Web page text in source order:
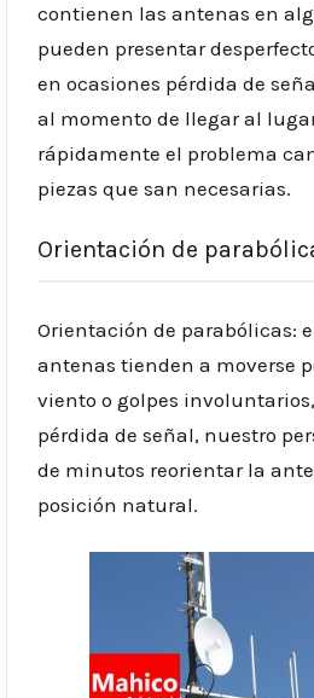
contienen las antenas en
pueden presentar
en ocasiones pérdida de
al momento de llegar al
rápidamente el problema
piezas que san necesarias.
Orientación de
Orientación de parabólicas:
antenas tienden a moverse
viento o golpes
pérdida de señal, nuestro
de minutos reorientar la
posición natural.